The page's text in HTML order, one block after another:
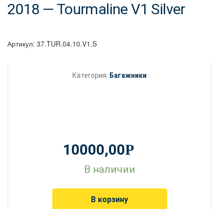
2018 — Tourmaline V1 Silver
Артикул: 37.TUR.04.10.V1.S
Категория: Багажники
10000,00Р
В наличии
В корзину